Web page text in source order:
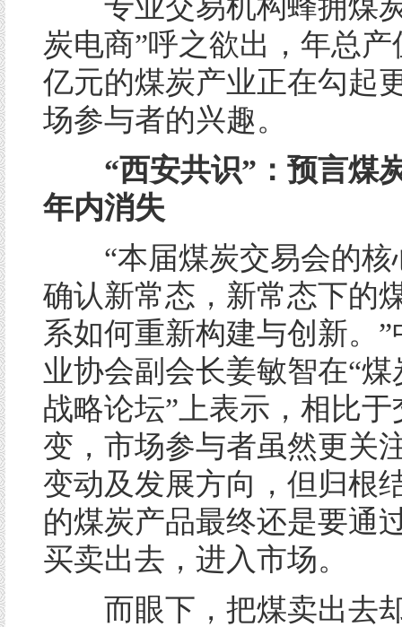
专业交易机构蜂拥煤炭
炭电商”呼之欲出，年总产
亿元的煤炭产业正在勾起
场参与者的兴趣。
“西安共识”：预言煤
年内消失
“本届煤炭交易会的核
确认新常态，新常态下的
系如何重新构建与创新。
业协会副会长姜敏智在“
战略论坛”上表示，相比
变，市场参与者虽然更关
变动及发展方向，但归根
的煤炭产品最终还是要通
买卖出去，进入市场。
而眼下，把煤卖出去